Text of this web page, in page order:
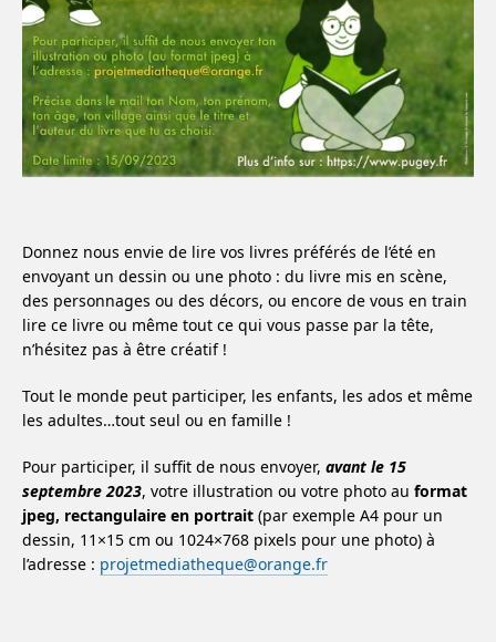
Donnez nous envie de lire vos livres préférés de l’été en
envoyant un dessin ou une photo : du livre mis en scène,
des personnages ou des décors, ou encore de vous en train
lire ce livre ou même tout ce qui vous passe par la tête,
n’hésitez pas à être créatif !
Tout le monde peut participer, les enfants, les ados et même
les adultes…tout seul ou en famille !
Pour participer, il suffit de nous envoyer, avant le 15
septembre 2023, votre illustration ou votre photo au format
jpeg, rectangulaire en portrait (par exemple A4 pour un
dessin, 11×15 cm ou 1024×768 pixels pour une photo) à
l’adresse : projetmediatheque@orange.fr